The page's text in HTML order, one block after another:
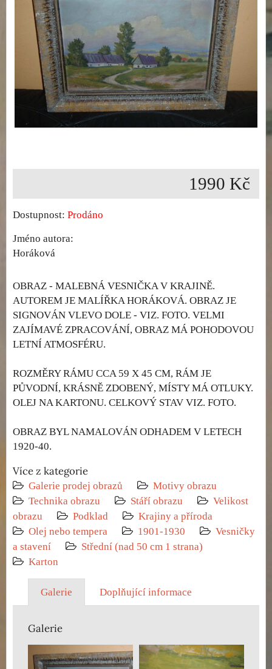
1990 Kč
Dostupnost: Prodáno
Jméno autora:
Horáková
OBRAZ - MALEBNÁ VESNIČKA V KRAJINĚ.
AUTOREM JE MALÍŘKA HORÁKOVÁ. OBRAZ JE
SIGNOVÁN VLEVO DOLE - VIZ. FOTO. VELMI
ZAJÍMAVÉ ZPRACOVÁNÍ, OBRAZ MÁ POHODOVOU
LETNÍ ATMOSFÉRU.
ROZMĚRY RÁMU CCA 59 X 45 CM, RÁM JE
PŮVODNÍ, KRÁSNĚ ZDOBENÝ, MÍSTY MÁ OTLUKY.
OLEJ NA KARTONU. CELKOVÝ STAV VIZ. FOTO.
OBRAZ BYL NAMALOVÁN ODHADEM V LETECH
1920-40.
Více z kategorie
Galerie prodej obrazů
Motivy obrazu
Technika obrazu
Stáří obrazu
Velikost
obrazu
Podklad
Krajiny a příroda
Olej nebo tempera
1901-1930
Vesničky
a stavení
Střední (nad 50 cm 1 strana)
Karton
Galerie Doplňující informace
Galerie